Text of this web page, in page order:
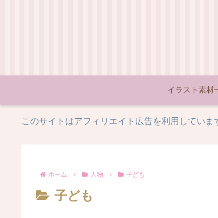
イラスト素材
このサイトはアフィリエイト広告を利用していま
ホーム 人物 子ども
子ども